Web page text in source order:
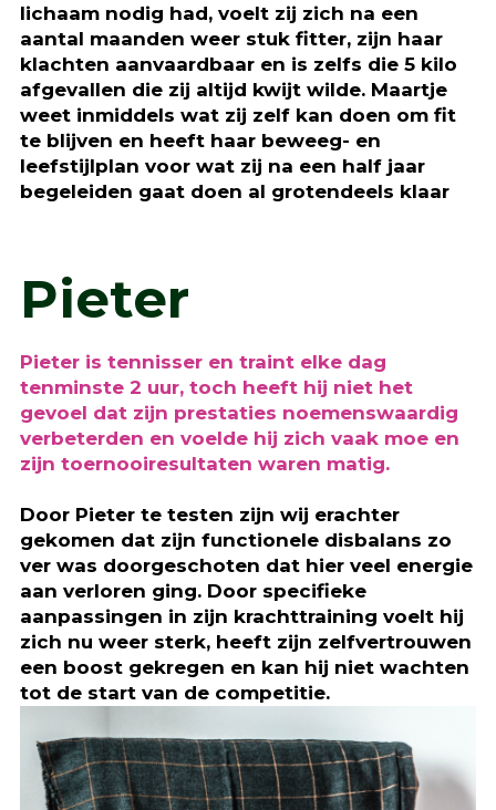
lichaam nodig had, voelt zij zich na een
aantal maanden weer stuk fitter, zijn haar
klachten aanvaardbaar en is zelfs die 5 kilo
afgevallen die zij altijd kwijt wilde. Maartje
weet inmiddels wat zij zelf kan doen om fit
te blijven en heeft haar beweeg- en
leefstijlplan voor wat zij na een half jaar
begeleiden gaat doen al grotendeels klaar
Pieter
Pieter is tennisser en traint elke dag
tenminste 2 uur, toch heeft hij niet het
gevoel dat zijn prestaties noemenswaardig
verbeterden en voelde hij zich vaak moe en
zijn toernooiresultaten waren matig.
Door Pieter te testen zijn wij erachter
gekomen dat zijn functionele disbalans zo
ver was doorgeschoten dat hier veel energie
aan verloren ging. Door specifieke
aanpassingen in zijn krachttraining voelt hij
zich nu weer sterk, heeft zijn zelfvertrouwen
een boost gekregen en kan hij niet wachten
tot de start van de competitie.